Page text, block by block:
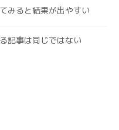
みると結果が出やすい
記事は同じではない